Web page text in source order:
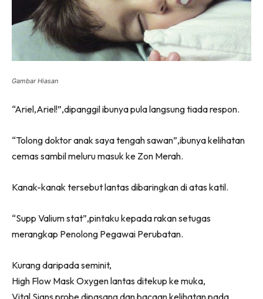
Gambar Hiasan
“Ariel,Ariel!”,dipanggil ibunya pula langsung tiada respon.
“Tolong doktor anak saya tengah sawan”,ibunya kelihatan
cemas sambil meluru masuk ke Zon Merah.
Kanak-kanak tersebut lantas dibaringkan di atas katil.
“Supp Valium stat”,pintaku kepada rakan setugas
merangkap Penolong Pegawai Perubatan.
Kurang daripada seminit,
High Flow Mask Oxygen lantas ditekup ke muka,